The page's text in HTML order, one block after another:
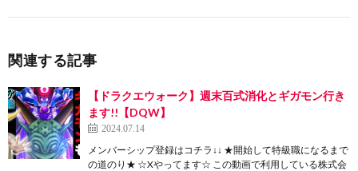
関連する記事
【ドラクエウォーク】週末百式消化とギガモン行き
ます!!【DQW】
2024.07.14
メンバーシップ登録はコチラ↓↓ ★開始して特級職になるまで
の道のり★ ☆Xやってます☆ この動画で利用している株式会